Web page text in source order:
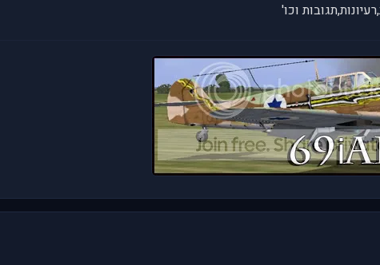
וכו'